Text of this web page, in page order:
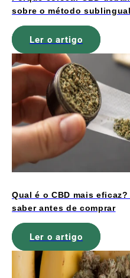
sobre o método sublingual
Ler o artigo
Qual é o CBD mais
saber antes de comprar
Ler o artigo